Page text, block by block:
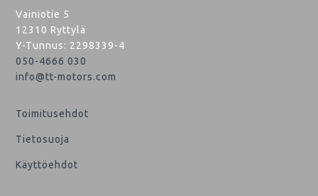
Vainiotie 5
12310 Ryttylä
Y-Tunnus: 2298339-4
050-4666 030
info@tt-motors.com
Toimitusehdot
Tietosuoja
Käyttöehdot